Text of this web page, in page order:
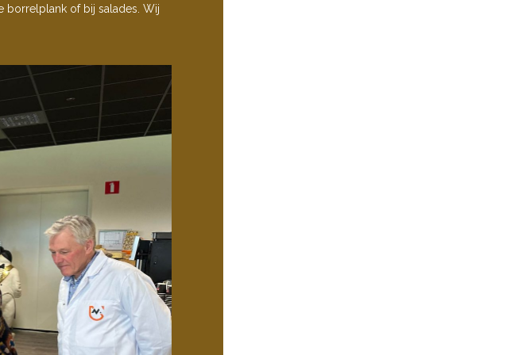
borrelplank of bij salades. Wij